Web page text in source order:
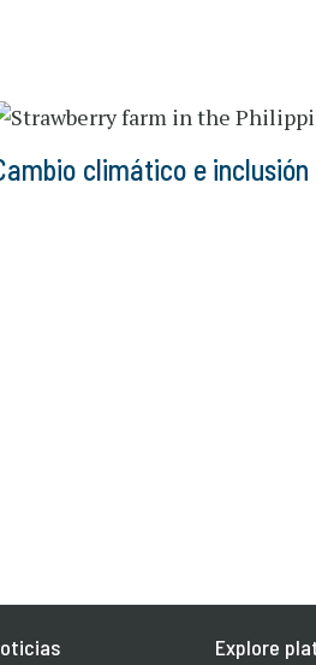
climático e
Explore